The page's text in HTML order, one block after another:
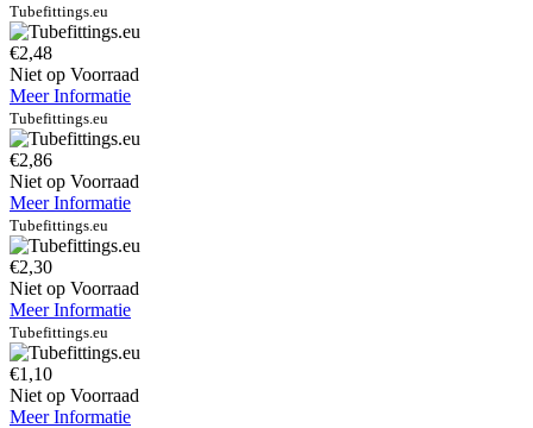
Tubefittings.eu
€2,48
Niet op Voorraad
Meer Informatie
Tubefittings.eu
€2,86
Niet op Voorraad
Meer Informatie
Tubefittings.eu
€2,30
Niet op Voorraad
Meer Informatie
Tubefittings.eu
€1,10
Niet op Voorraad
Meer Informatie